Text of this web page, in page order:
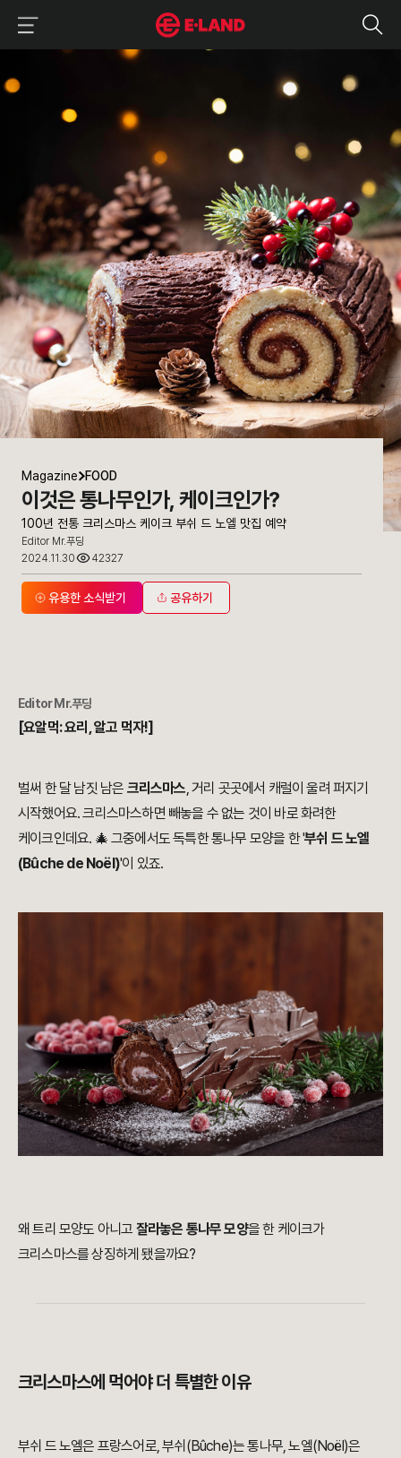
100년 전통 크리스마스 케이크 부쉬 드 노엘 맛집 예약
매거진 상세보기
Magazine FOOD
이것은 통나무인가, 케이크인가?
100년 전통 크리스마스 케이크 부쉬 드 노엘 맛집 예약
Editor Mr.푸딩
2024.11.30
42327
유용한 소식받기 공유하기
Editor Mr.푸딩
[요알먹: 요리, 알고 먹자!]
벌써 한 달 남짓 남은 크리스마스, 거리 곳곳에서 캐럴이 울려 퍼지기
시작했어요. 크리스마스하면 빼놓을 수 없는 것이 바로 화려한
케이크인데요. 🎄 그중에서도 독특한 통나무 모양을 한 '부쉬 드 노엘
(Bûche de Noël)'이 있죠.
왜 트리 모양도 아니고 잘라놓은 통나무 모양을 한 케이크가
크리스마스를 상징하게 됐을까요?
크리스마스에 먹어야 더 특별한 이유
부쉬 드 노엘은 프랑스어로, 부쉬(Bûche)는 통나무, 노엘(Noël)은